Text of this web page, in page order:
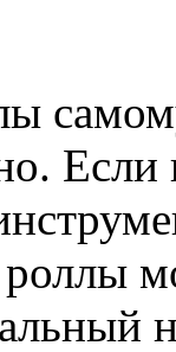
роллы